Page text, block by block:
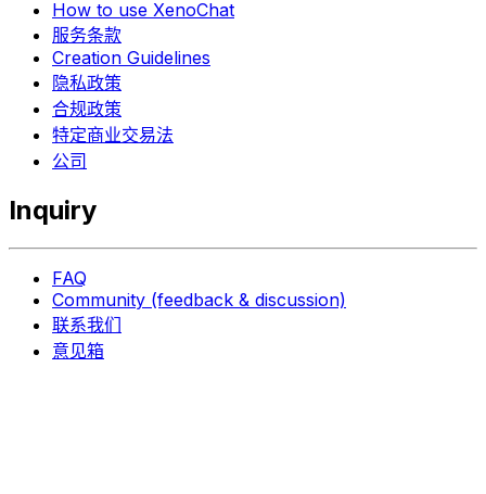
How to use XenoChat
服务条款
Creation Guidelines
隐私政策
合规政策
特定商业交易法
公司
Inquiry
FAQ
Community (feedback & discussion)
联系我们
意见箱